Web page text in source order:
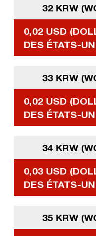
32 KRW
0,02 USD
DES ÉTATS-
33 KRW
0,02 USD
DES ÉTATS-
34 KRW
0,03 USD
DES ÉTATS-
35 KRW